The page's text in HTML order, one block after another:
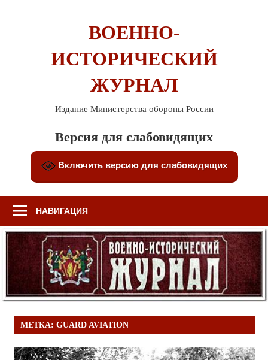
ВОЕННО-
ИСТОРИЧЕСКИЙ
ЖУРНАЛ
Издание Министерства обороны России
Версия для слабовидящих
Включить версию для слабовидящих
НАВИГАЦИЯ
МЕТКА: GUARD AVIATION